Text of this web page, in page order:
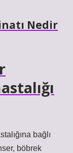
Nedir
bağlı
böbrek